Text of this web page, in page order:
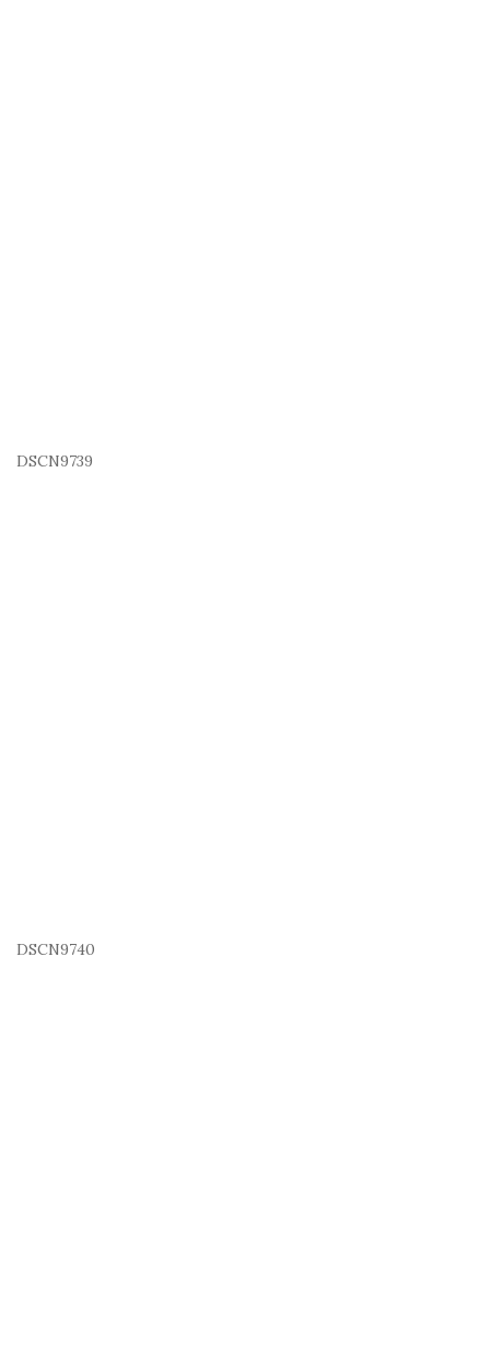
DSCN9739
DSCN9740